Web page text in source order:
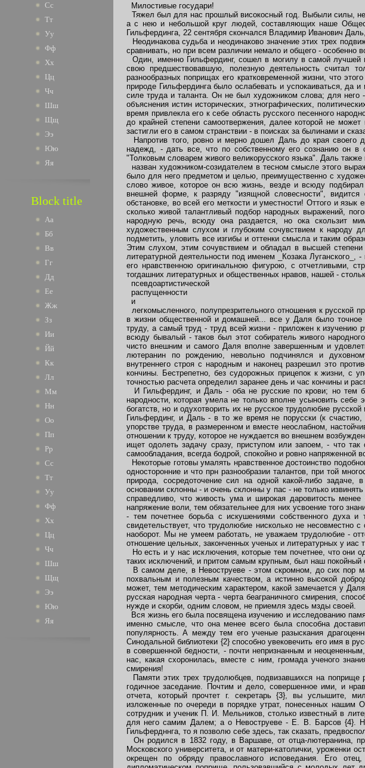
Сс
Тт
Уу
Фф
Хх
Цц
Чч
Шш
Щщ
Ээ
Юю
Яя
Block title
Аа
Бб
Вв
Гг
Дд
Ее
Жж
Зз
Ии
Йй
Кк
Лл
Мм
Нн
Оо
Пп
Рр
Сс
Тт
Уу
Фф
Хх
Цц
Чч
Шш
Щщ
Ээ
Юю
Яя
Милостивые государи!
Тяжел был для нас прошлый високосный год. Выбыли силы,
а с нею и небольшой круг людей, составляющих наше
Гильфердинга, 22 сентября скончался Владимир Иванович
Неодинакова судьба и неодинаково значение этих трех
сравнивать, но при всем различии немало и общего - особенно
Один, именно Гильфердинг, сошел в могилу в самой лучшей
свою предшествовавшую, полезную деятельность считал
разнообразных поприщах его кратковременной жизни, что
природе Гильфердинга было ослабевать и успокаиваться, да
силе труда и таланта. Он не был художником слова; для
объяснения истин исторических, этнографических,
время привлекла его к себе область русского песенного
до крайней степени самоотвержения, далее которой не
застигли его в самом странствии - в поисках за былинами и
Напротив того, ровно и мерно дошел Даль до края своего
надежд, - дать все, что по собственному его сознанию он в
"Толковым словарем живого великорусского языка". Даль
назван художником-созидателем в тесном смысле этого
было для него предметом и целью, преимущественно с
слово живое, которое он всю жизнь, везде и всюду
внешней форме, к разряду "изящной словесности",
обстановке, во всей его меткости и уместности! Оттого и язык
сколько живой талантливый подбор народных выражений,
народную речь, всюду она раздается, но ока скользит
художественным слухом и глубоким сочувствием к народу
подметить, уловить все изгибы и оттенки смысла и таким
Этим слухом, этим сочувствием и обладал в высшей
литературной деятельности под именем _Козака
его нравственною оригинальною фигурою, с отчетливыми,
тогдашних литературных и общественных нравов, нашей -
псевдоартистической
распущенности
и
легкомысленного, полупрезрительного отношения к русской
в жизни общественной и домашней... все у Даля было
труду, а самый труд - труд всей жизни - приложен к изучению
всюду бывалый - таков был этот собиратель живого
чисто внешним и самого Даля вполне завершенным и
лютеранин по рождению, невольно подчинялся и
внутреннего строя с народным и наконец разрешил это
кончины. Бестрепетно, без судорожных прицепок к жизни,
точностью расчета определил заранее день и час кончины и
И Гильфердинг, и Даль - оба не русские по крови; но тем
народности, которая умела не только вполне усыновить
богатств, но и одухотворить их не русское трудолюбие
Гильфердинг, и Даль - в то же время не порусски (к
упорстве труда, в размеренном и вместе неослабном,
отношении к труду, которое не нуждается во внешнем
ищет одолеть задачу сразу, приступом или запоем, - что
самообладания, всегда бодрой, спокойно и ровно напряженной
Некоторые готовы умалять нравственное достоинство
односторонние и что прн разнообразии талантов, при той
природа, сосредоточение сил на одной какой-либо
основании склонны - и очень склонны у пас - не только
справедливо, что живость ума и широкая даровитость
напряжение воли, тем обязательнее для них усвоение того
- тем почетнее борьба с искушениями собственного духа
свидетельствует, что трудолюбие нисколько не
наоборот. Мы не умеем работать, не уважаем трудолюбие -
отношение цельных, законченных ученых и литературных у иас
Но есть и у нас исключения, которые тем почетнее, что они
таких исключений, и притом самым крупным, был наш покойный
В самом деле, в Невоструеве - этом скромном, до сих пор
похвальным и полезным качеством, а истинно высокой
может, тем методическим характером, какой замечается у
русская народная черта - черта беаграничного смирения,
нужде и скорби, одним словом, не приемля здесь мзды своей.
Вся жизнь его была посвящена изучению и исследованию
именно смысле, что она менее всего была способна
популярность. А между тем его ученые разыскания
Синодальной библиотеки {2} способно увековечить его имя в
в совершенной бедности, - почти непризнанным и
нас, какая схоронилась, вместе с ним, громада ученого
смирения!
Памяти этих трех трудолюбцев, подвизавшихся на
годичное заседание. Почтим и дело, совершенное ими, и
отчета, который прочтет г. секретарь {3}, вы услышите,
изложенные по очереди в порядке утрат, понесенных
сотрудник и ученик П. И. Мельников, столько известный в
для него самим Далем; а о Невоструеве - Е. В. Барсов {4}.
Гильфердннга, то я позволю себе здесь, так сказать,
Он родился в 1832 году, в Варшаве, от отца-лютеранина,
Московского университета, и от матери-католички,
окрещен по обряду православного исповедания. Его